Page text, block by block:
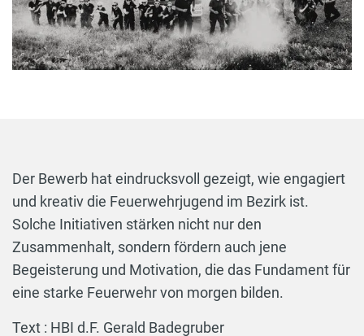
Der Bewerb hat eindrucksvoll gezeigt, wie engagiert
und kreativ die Feuerwehrjugend im Bezirk ist.
Solche Initiativen stärken nicht nur den
Zusammenhalt, sondern fördern auch jene
Begeisterung und Motivation, die das Fundament für
eine starke Feuerwehr von morgen bilden.
Text : HBI d.F. Gerald Badegruber